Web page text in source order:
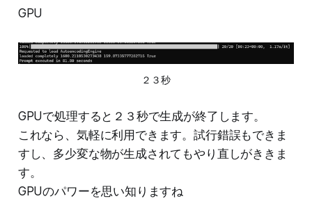
GPU
２３秒
GPUで処理すると２３秒で生成が終了します。
これなら、気軽に利用できます。試行錯誤もできま
すし、多少変な物が生成されてもやり直しがききま
す。
GPUのパワーを思い知りますね